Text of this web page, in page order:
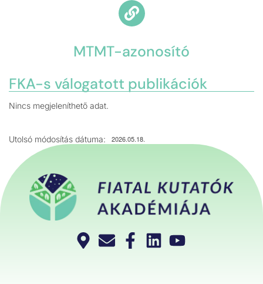
MTMT-azonosító
FKA-s válogatott publikációk
Nincs megjeleníthető adat.
Utolsó módosítás dátuma: 2026.05.18.